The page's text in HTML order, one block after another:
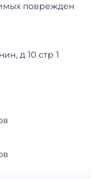
поврежден
д 10 стр 1